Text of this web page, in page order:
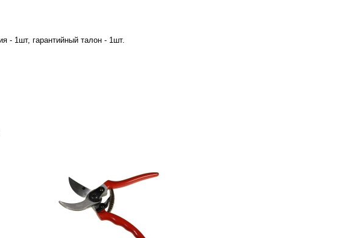
- 1шт, гарантийный талон - 1шт.